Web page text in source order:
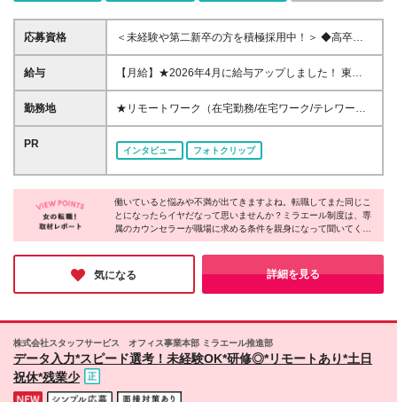
応募資格
＜未経験や第二新卒の方を積極採用中！＞ ◆高卒以
上 ◆事務経験・社会人経験がない方大歓迎 ◆初めて
の転職・第二新卒の方大歓迎 ◆転職回数不問 ◆20代
は、今までのスキルや経験より 「やってみたい！」
という気持ちを大切にしています！
給与
【月給】★2026年4月に給与アップしました！ 東
京 21万0000円～ 神奈川 20万2000円～ 大阪/埼玉 19
万7000円～ 千葉 19万6000円～ 愛知 19万2000円～
～ 栃木 18万2500円～ 滋賀/群馬 18万1500円～ 三
岡山 17万6000円～ 香川 17万5000円～ 北海道 17万
4000円～ 新潟 17万3500円～ 福島 16万9500円～ 山
口/愛媛 16万8500円～ 熊本 16万5500円～ 長崎 16万
同様) 勤務エリア/東京・神奈川・千葉・埼玉・名古
屋・大阪・京都・兵庫 ・札幌・仙台・静岡・福岡 試
勤務地
★リモートワーク（在宅勤務/在宅ワーク/テレワー
ク）もOK 東京都内（渋谷、六本木、丸の内、新宿、
恵比寿、池袋、品川、秋葉原など）、神奈川、千葉、
埼玉、北海道、仙台、福島、新潟、栃木、群馬、つく
ば、長野、富山、静岡、名古屋、金沢、岐阜、三重、
滋賀、京都、大阪、神戸、奈良、広島、岡山、香川、
愛媛、山口、福岡、熊本、長崎、鹿児島の当社取引先
企業での勤務 ◆大手企業で働くチャンス！ ◆転勤な
し/自宅から通える範囲で希望を考慮して決定 ◆キレ
エリアも♪ ※配属先によって異なります 【勤務地エリ
アの一例】 東京都……23区内メイン 神奈川県……横
田・淀屋橋・本町・難波 など 兵庫県……神戸市メ
イン・三ノ宮 など 福岡県……博多・天神 など
PR
インタビュー フォトクリップ
働いていると悩みや不満が出てきますよね。転職してまた同じこ
とになったらイヤだなって思いませんか？ミラエール制度は、専
属のカウンセラーが職場に求める条件を親身になって聞いてくれ
るみたい！入社してからじゃないとわからないことに悩まされる
心配もなくなりそうですね。女性が長く働くために必要な要素が
詰まった会社だと感じました！
気になる 詳細を見る
株式会社スタッフサービス オフィス事業本部 ミラエール推進部
データ入力*スピード選考！未経験OK*研修◎*リモートあり*土日
祝休*残業少